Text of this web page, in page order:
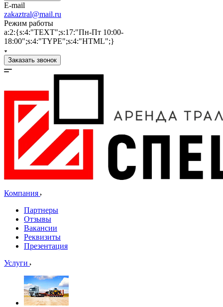
E-mail
zakaztral@mail.ru
Режим работы
a:2:{s:4:"TEXT";s:17:"Пн-Пт 10:00-
18:00";s:4:"TYPE";s:4:"HTML";}
Заказать звонок
Компания
Партнеры
Отзывы
Вакансии
Реквизиты
Презентация
Услуги